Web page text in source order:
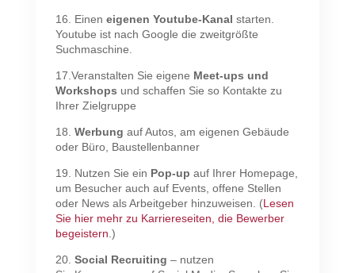
16. Einen eigenen Youtube-Kanal starten.
Youtube ist nach Google die zweitgrößte
Suchmaschine.
17.Veranstalten Sie eigene Meet-ups und
Workshops und schaffen Sie so Kontakte zu
Ihrer Zielgruppe
18. Werbung auf Autos, am eigenen Gebäude
oder Büro, Baustellenbanner
19. Nutzen Sie ein Pop-up auf Ihrer Homepage,
um Besucher auch auf Events, offene Stellen
oder News als Arbeitgeber hinzuweisen. (Lesen
Sie hier mehr zu Karriereseiten, die Bewerber
begeistern .)
20. Social Recruiting – nutzen